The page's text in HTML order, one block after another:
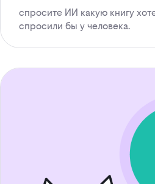
спросите ИИ какую книгу
спросили бы у человека.